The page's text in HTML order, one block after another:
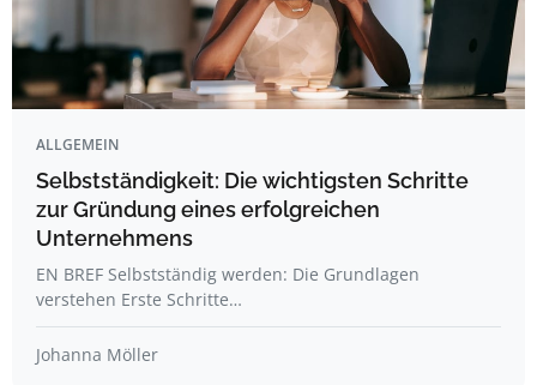
ALLGEMEIN
Selbstständigkeit: Die wichtigsten Schritte
zur Gründung eines erfolgreichen
Unternehmens
EN BREF Selbstständig werden: Die Grundlagen
verstehen Erste Schritte…
Johanna Möller